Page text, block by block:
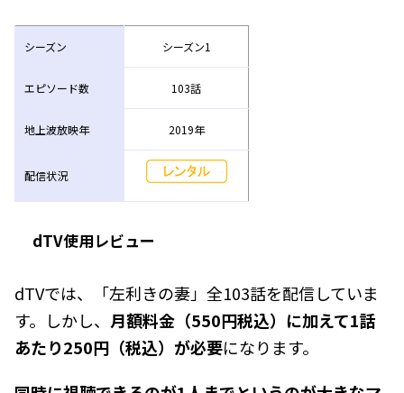
シーズン シーズン1
エピソード数 103話
地上波放映年 2019年
配信状況
dTV使用レビュー
dTVでは、「左利きの妻」全103話を配信していま
す。しかし、 月額料金（550円税込）に加えて1話
あたり250円（税込）が必要になります。